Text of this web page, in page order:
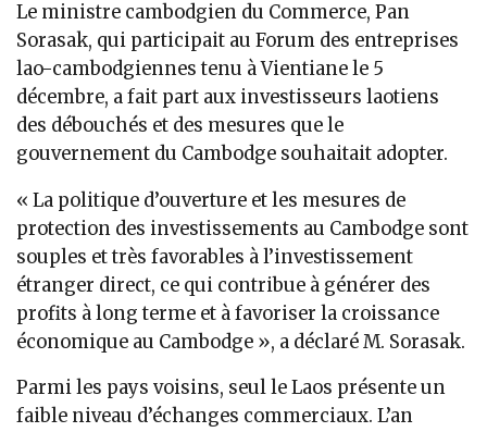
Le ministre cambodgien du Commerce, Pan
Sorasak, qui participait au Forum des entreprises
lao-cambodgiennes tenu à Vientiane le 5
décembre, a fait part aux investisseurs laotiens
des débouchés et des mesures que le
gouvernement du Cambodge souhaitait adopter.
« La politique d’ouverture et les mesures de
protection des investissements au Cambodge sont
souples et très favorables à l’investissement
étranger direct, ce qui contribue à générer des
profits à long terme et à favoriser la croissance
économique au Cambodge », a déclaré M. Sorasak.
Parmi les pays voisins, seul le Laos présente un
faible niveau d’échanges commerciaux. L’an